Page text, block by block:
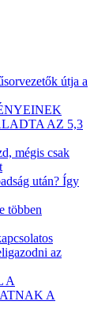
útja a
AZ 5,3
mégis csak
után? Így
többen
az
A
A